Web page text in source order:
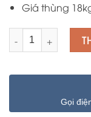
Giá thùng
Số lượng
Gọi